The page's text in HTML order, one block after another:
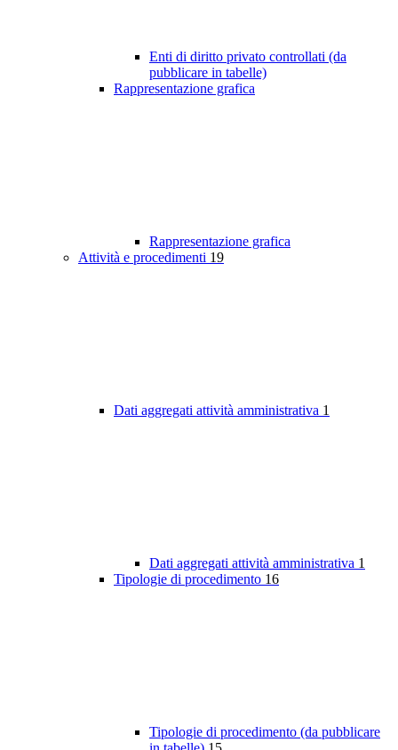
Enti di diritto privato controllati (da
pubblicare in tabelle)
Rappresentazione grafica
Rappresentazione grafica
Attività e procedimenti 19
Dati aggregati attività amministrativa 1
Dati aggregati attività amministrativa 1
Tipologie di procedimento 16
Tipologie di procedimento (da pubblicare